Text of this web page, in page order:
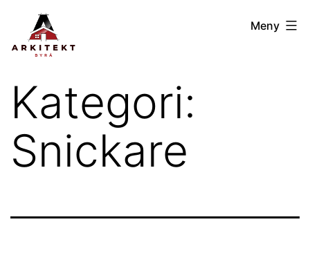
Hoppa
innehåll
Arkitektbyrån
GBG
Meny
Kategori:
Snickare